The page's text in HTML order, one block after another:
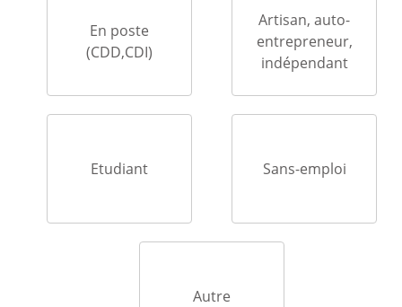
En poste
(CDD,CDI)
Artisan, auto-
entrepreneur,
indépendant
Etudiant Sans-emploi
Autre